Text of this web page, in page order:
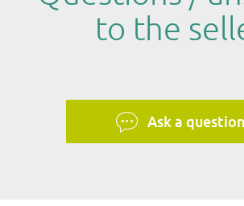
to the
Ask a question